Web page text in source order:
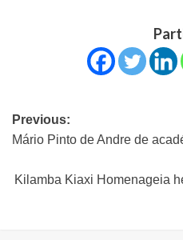
Previous:
Mário Pinto de Andre de
Kilamba Kiaxi Homenageia